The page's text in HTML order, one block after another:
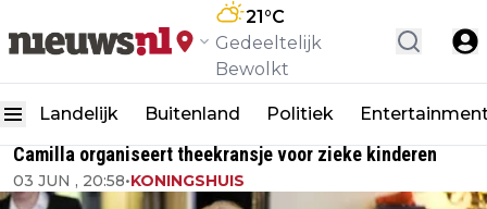
21°C
Gedeeltelijk
Bewolkt
Landelijk Buitenland Politiek
Camilla organiseert theekransje voor zieke kinderen
03 JUN , 20:58•KONINGSHUIS